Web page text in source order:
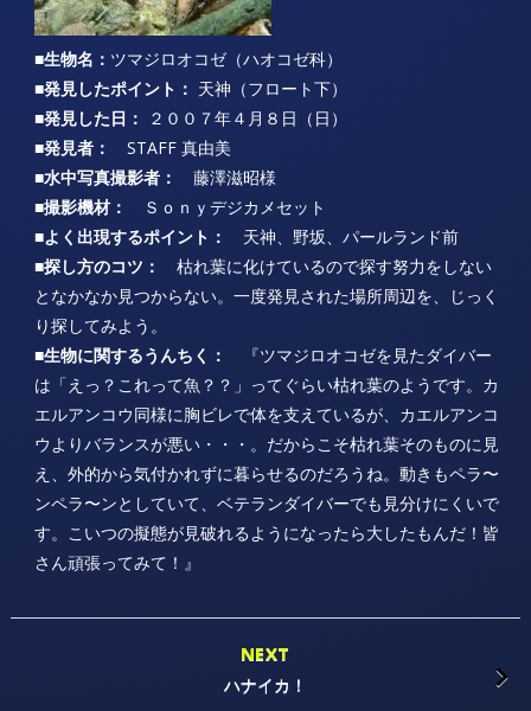
■生物名： ツマジロオコゼ（ハオコゼ科）
■発見したポイント： 天神（フロート下）
■発見した日：
２００７年４月８日（日）
■発見者：
STAFF 真由美
■水中写真撮影者：
藤澤滋昭様
■撮影機材：
Ｓｏｎｙデジカメセット
■よく出現するポイント：
天神、野坂、パールランド前
■探し方のコツ：
枯れ葉に化けているので探す努力をしない
となかなか見つからない。一度発見された場所周辺を、じっく
り探してみよう。
■生物に関するうんちく：
『ツマジロオコゼを見たダイバー
は「えっ？これって魚？？」ってぐらい枯れ葉のようです。カ
エルアンコウ同様に胸ビレで体を支えているが、カエルアンコ
ウよりバランスが悪い・・・。だからこそ枯れ葉そのものに見
え、外的から気付かれずに暮らせるのだろうね。動きもペラ〜
ンペラ〜ンとしていて、ベテランダイバーでも見分けにくいで
す。こいつの擬態が見破れるようになったら大したもんだ！皆
さん頑張ってみて！』
NEXT
ハナイカ！